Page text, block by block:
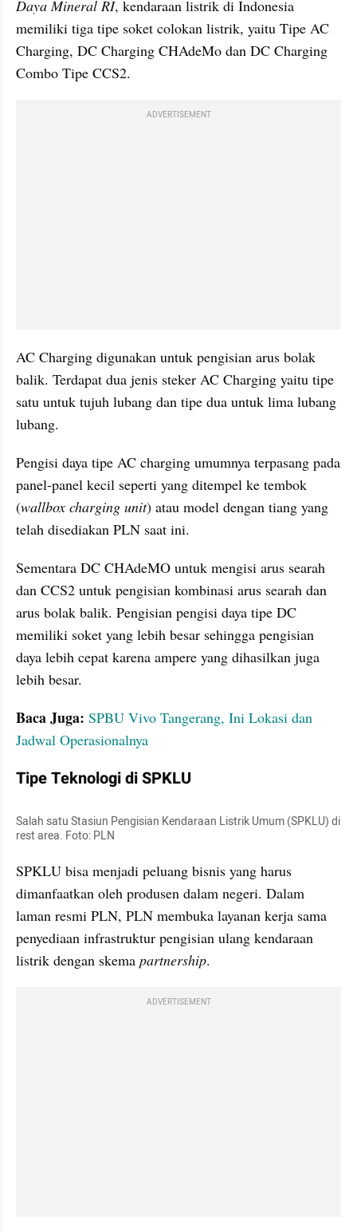
Daya Mineral RI, kendaraan listrik di Indonesia
memiliki tiga tipe soket colokan listrik, yaitu Tipe AC
Charging, DC Charging CHAdeMo dan DC Charging
Combo Tipe CCS2.
ADVERTISEMENT
AC Charging digunakan untuk pengisian arus bolak
balik. Terdapat dua jenis steker AC Charging yaitu tipe
satu untuk tujuh lubang dan tipe dua untuk lima lubang
lubang.
Pengisi daya tipe AC charging umumnya terpasang pada
panel-panel kecil seperti yang ditempel ke tembok
(wallbox charging unit) atau model dengan tiang yang
telah disediakan PLN saat ini.
Sementara DC CHAdeMO untuk mengisi arus searah
dan CCS2 untuk pengisian kombinasi arus searah dan
arus bolak balik. Pengisian pengisi daya tipe DC
memiliki soket yang lebih besar sehingga pengisian
daya lebih cepat karena ampere yang dihasilkan juga
lebih besar.
Baca Juga: SPBU Vivo Tangerang, Ini Lokasi dan
Jadwal Operasionalnya
Tipe Teknologi di SPKLU
Salah satu Stasiun Pengisian Kendaraan Listrik Umum (SPKLU) di
rest area. Foto: PLN
SPKLU bisa menjadi peluang bisnis yang harus
dimanfaatkan oleh produsen dalam negeri. Dalam
laman resmi PLN, PLN membuka layanan kerja sama
penyediaan infrastruktur pengisian ulang kendaraan
listrik dengan skema partnership.
ADVERTISEMENT